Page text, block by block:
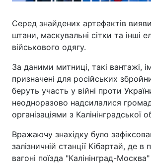
Серед знайдених артефактів
штани, маскувальні сітки та інші
військового одягу.
За даними митниці, такі вантажі,
призначені для російських
беруть участь у війні проти
неодноразово надсилалися
організаціями з Калінінградської
Вражаючу знахідку було
залізничній станції Кібартай, де
вагоні поїзда "Калінінград-